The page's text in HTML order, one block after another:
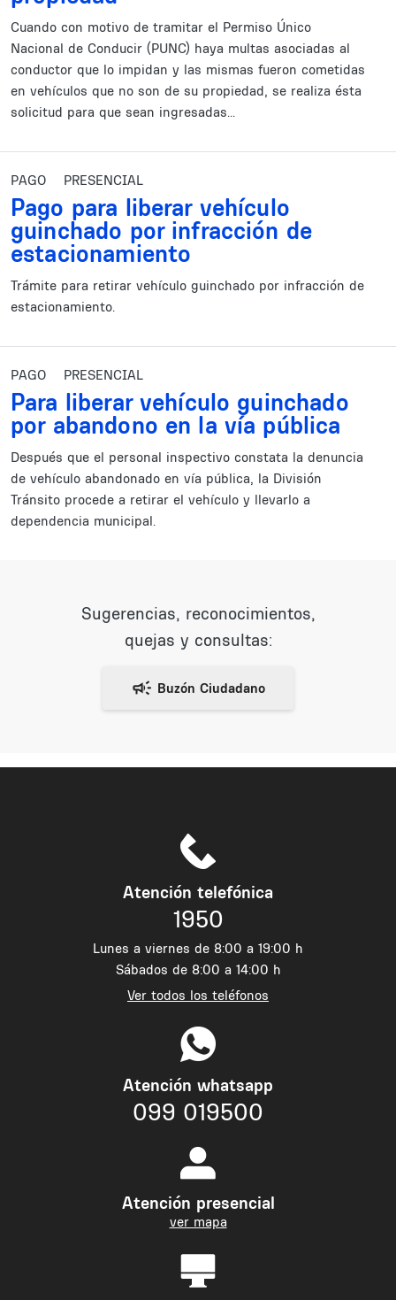
Cuando con motivo de tramitar el Permiso Único
Nacional de Conducir (PUNC) haya multas asociadas al
conductor que lo impidan y las mismas fueron cometidas
en vehículos que no son de su propiedad, se realiza ésta
solicitud para que sean ingresadas...
PAGO PRESENCIAL
Pago para liberar vehículo
guinchado por infracción de
estacionamiento
Trámite para retirar vehículo guinchado por infracción de
estacionamiento.
PAGO PRESENCIAL
Para liberar vehículo guinchado
por abandono en la vía pública
Después que el personal inspectivo constata la denuncia
de vehículo abandonado en vía pública, la División
Tránsito procede a retirar el vehículo y llevarlo a
dependencia municipal.
Sugerencias, reconocimientos,
quejas y consultas:
Atención telefónica
1950
Lunes a viernes de 8:00 a 19:00 h
Sábados de 8:00 a 14:00 h
Ver todos los teléfonos
Atención whatsapp
099 019500
Atención presencial
ver mapa